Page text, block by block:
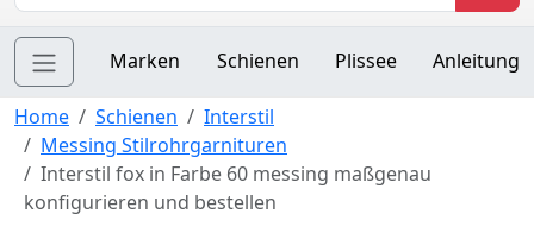
Marken Schienen Plissee Anleitung
Home Schienen
Interstil
Messing Stilrohrgarnituren
Interstil fox in Farbe 60 messing maßgenau
konfigurieren und bestellen